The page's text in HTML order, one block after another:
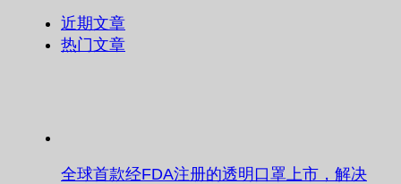
近期文章
热门文章
全球首款经FDA注册的透明口罩上市，解决